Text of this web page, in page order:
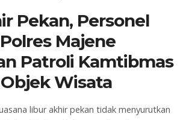
Pekan, Personel
Majene
Patroli Kamtibmas
Wisata
libur akhir pekan tidak menyurutkan